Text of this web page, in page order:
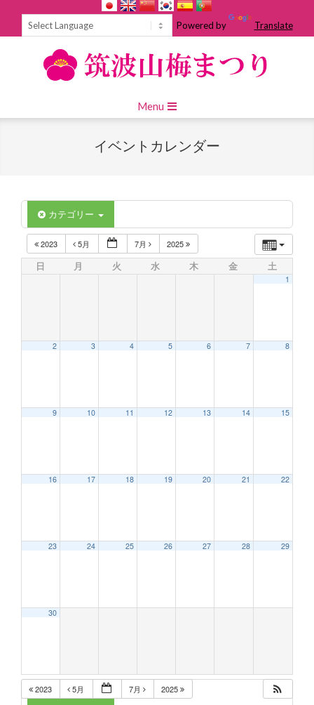
Powered by Translate
Navigation
Menu
イベントカレンダー
カテゴリー
2023 5月 7月 2025
日 月 火 水 木 金 土
1
2 3 4 5 6 7 8
9 10 11 12 13 14 15
16 17 18 19 20 21 22
23 24 25 26 27 28 29
30
2023 5月 7月 2025